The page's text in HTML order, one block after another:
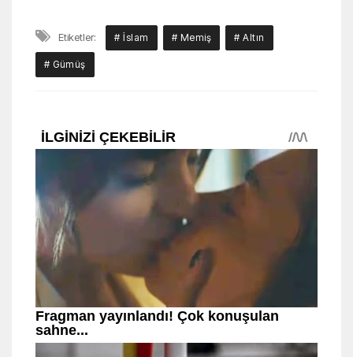
Etiketler: # İslam # Memiş # Altın
# Gümüş